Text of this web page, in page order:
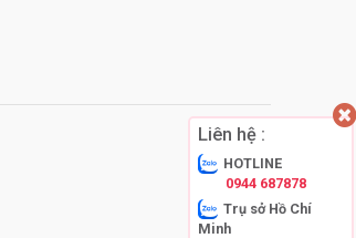
Liên hệ :
HOTLINE
0944 687878
Trụ sở Hồ Chí
Minh